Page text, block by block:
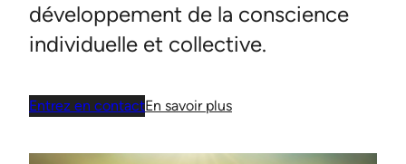
développement de la conscience
individuelle et collective.
Entrez en contactEn savoir plus